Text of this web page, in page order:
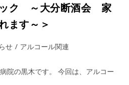
ック ～大分断酒会 家
ます～＞
せ / アルコール関連
院の黒木です。 今回は、アルコー